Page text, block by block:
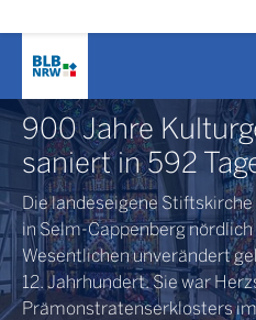
900 Jahre
saniert in 592
Die landeseigene
in Selm-Cappenberg
Wesentlichen unverändert
12. Jahrhundert. Sie war
Prämonstratenserklosters